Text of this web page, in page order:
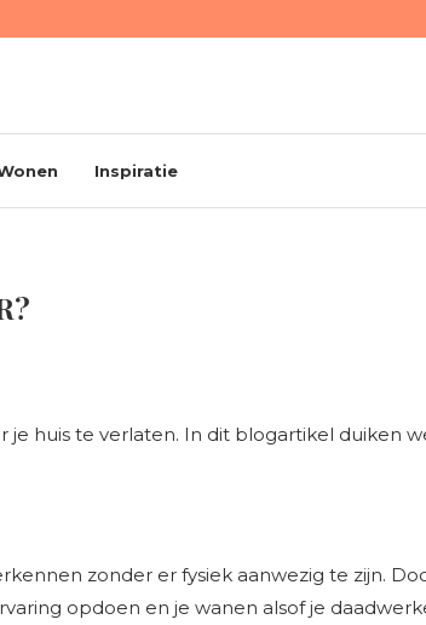
Inspiratie
huis te verlaten. In dit blogartikel duiken
zonder er fysiek aanwezig te zijn.
opdoen en je wanen alsof je